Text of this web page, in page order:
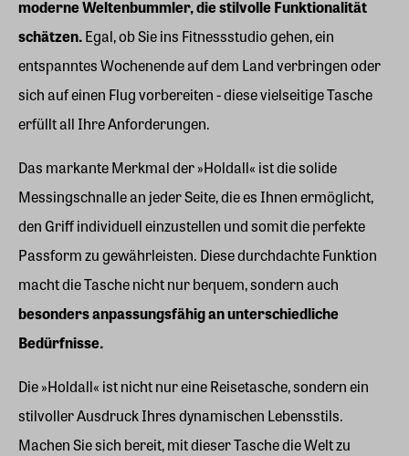
moderne Weltenbummler, die stilvolle Funktionalität
schätzen.Egal, ob Sie ins Fitnessstudio gehen, ein
entspanntes Wochenende auf dem Land verbringen oder
sich auf einen Flug vorbereiten - diese vielseitige Tasche
erfüllt all Ihre Anforderungen.
Das markante Merkmal der »Holdall« ist die solide
Messingschnalle an jeder Seite, die es Ihnen ermöglicht,
den Griff individuell einzustellen und somit die perfekte
Passform zu gewährleisten. Diese durchdachte Funktion
macht die Tasche nicht nur bequem, sondern auch
besonders anpassungsfähig an unterschiedliche
Bedürfnisse.
Die »Holdall« ist nicht nur eine Reisetasche, sondern ein
stilvoller Ausdruck Ihres dynamischen Lebensstils.
Machen Sie sich bereit, mit dieser Tasche die Welt zu